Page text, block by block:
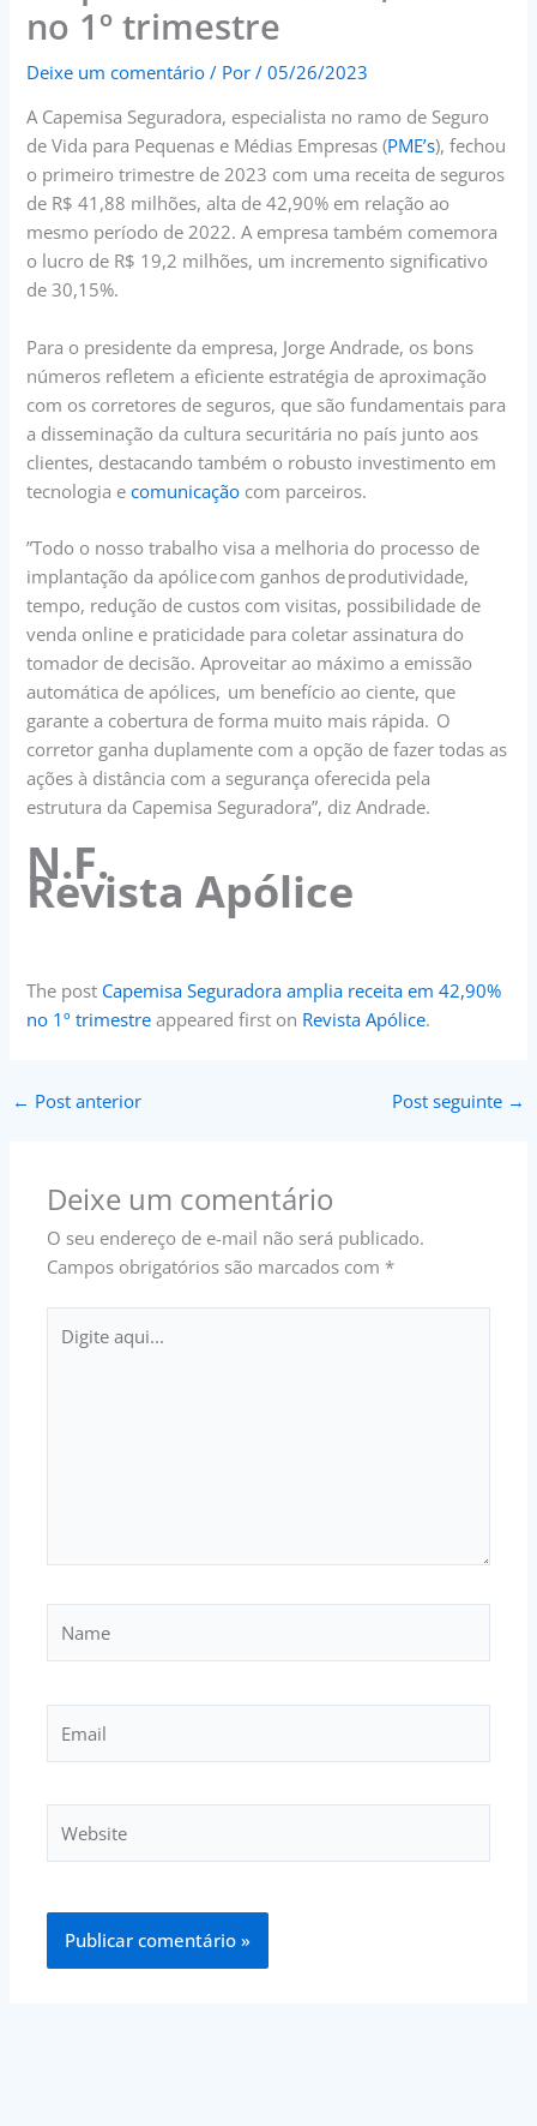
no 1º trimestre
Deixe um comentário / Por/05/26/2023
A Capemisa Seguradora, especialista no ramo de Seguro
de Vida para Pequenas e Médias Empresas (PME’s), fechou
o primeiro trimestre de 2023 com uma receita de seguros
de R$ 41,88 milhões, alta de 42,90% em relação ao
mesmo período de 2022. A empresa também comemora
o lucro de R$ 19,2 milhões, um incremento significativo
de 30,15%.
Para o presidente da empresa, Jorge Andrade, os bons
números refletem a eficiente estratégia de aproximação
com os corretores de seguros, que são fundamentais para
a disseminação da cultura securitária no país junto aos
clientes, destacando também o robusto investimento em
tecnologia ecomunicação com parceiros.
”Todo o nosso trabalho visa a melhoria do processo de
implantação da apólice com ganhos de produtividade,
tempo, redução de custos com visitas, possibilidade de
venda online e praticidade para coletar assinatura do
tomador de decisão. Aproveitar ao máximo a emissão
automática de apólices, um benefício ao ciente, que
garante a cobertura de forma muito mais rápida. O
corretor ganha duplamente com a opção de fazer todas as
ações à distância com a segurança oferecida pela
estrutura da Capemisa Seguradora”, diz Andrade.
N.F.
Revista Apólice
The post Capemisa Seguradora amplia receita em 42,90%
no 1º trimestre appeared first on Revista Apólice.
← Post anterior Post seguinte →
Deixe um comentário
O seu endereço de e-mail não será publicado.
Campos obrigatórios são marcados com *
aqui...